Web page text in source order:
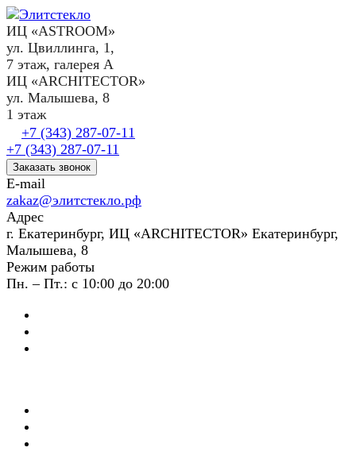
ИЦ «ASTROOM»
ул. Цвиллинга, 1,
7 этаж, галерея А
ИЦ «ARCHITECTOR»
ул. Малышева, 8
1 этаж
+7 (343) 287-07-11
+7 (343) 287-07-11
Заказать звонок
E-mail
zakaz@элитстекло.рф
Адрес
г. Екатеринбург, ИЦ «ARCHITECTOR» Екатеринбург,
Малышева, 8
Режим работы
Пн. – Пт.: с 10:00 до 20:00